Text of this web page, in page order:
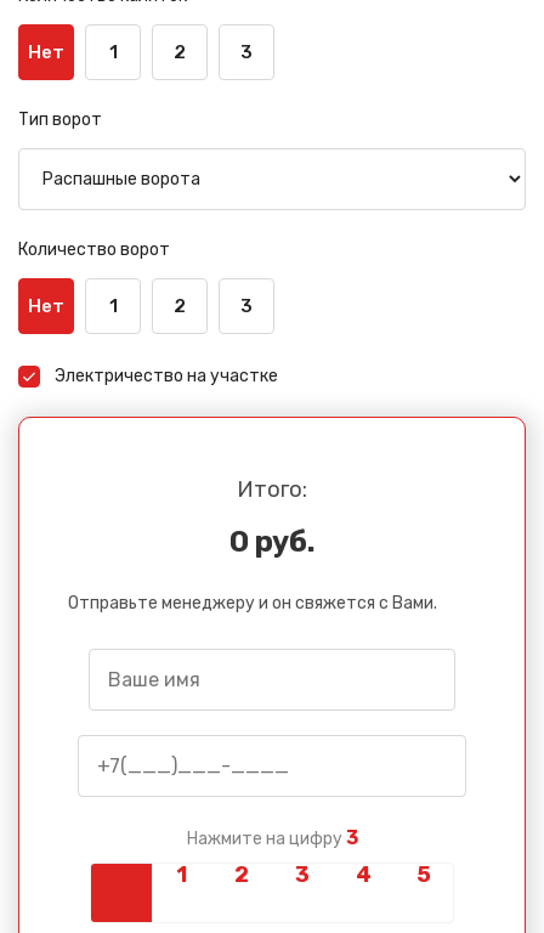
Нет 1 2 3
Тип ворот
Количество ворот
Нет 1 2 3
Электричество на участке
Итого:
0 руб.
Отправьте менеджеру и он свяжется с Вами.
Нажмите на цифру 3
Сообщение успешно